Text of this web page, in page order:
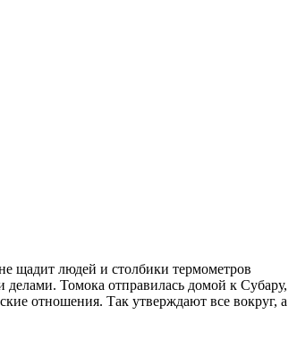
щадит людей и столбики термометров
делами. Томока отправилась домой к Субару,
отношения. Так утверждают все вокруг, а